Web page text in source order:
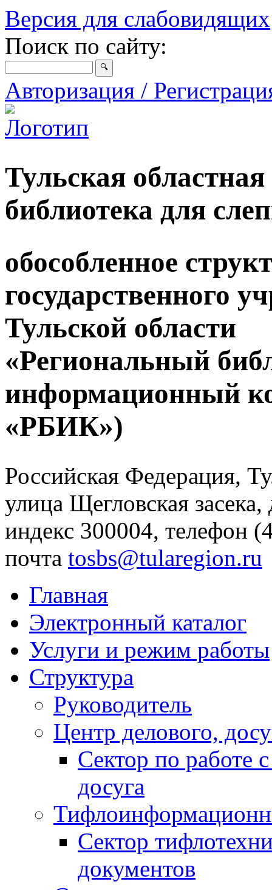
Версия для слабовидящих
Поиск по сайту:
Авторизация /
Тульская
библиотека для
обособленное
государственного
Тульской области
«Региональный
информационный
«РБИК»)
Российская Федерация,
улица Щегловская
индекс 300004, телефон
почта tosbs@tularegion.ru
Главная
Электронный каталог
Услуги и режим работы
Структура
Руководитель
Центр делового,
Сектор по работе
досуга
Сектор
документов